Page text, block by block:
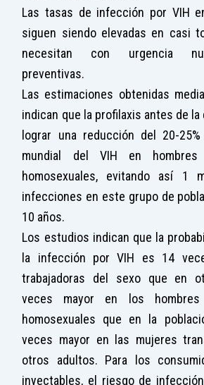
Las tasas de infección por VIH
siguen siendo elevadas en casi
necesitan con urgencia
preventivas.
Las estimaciones obtenidas
indican que la profilaxis antes de
lograr una reducción del 20-
mundial del VIH en hombres
homosexuales, evitando así 1
infecciones en este grupo de
10 años.
Los estudios indican que la
la infección por VIH es 14
trabajadoras del sexo que en
veces mayor en los hombres
homosexuales que en la
veces mayor en las mujeres
otros adultos. Para los
inyectables, el riesgo de